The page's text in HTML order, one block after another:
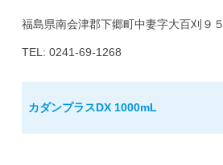
福島県南会津郡下郷町中妻字大百刈９５
TEL: 0241-69-1268
カダンプラスDX 1000mL